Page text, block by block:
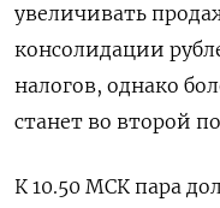
увеличивать
консолидации
налогов, однако
станет во второй
К 10.50 МСК пара